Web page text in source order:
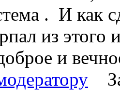
. И как
из этого
и